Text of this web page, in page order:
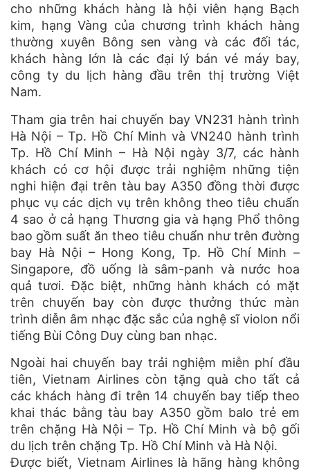
cho những khách hàng là hội viên hạng Bạch
kim, hạng Vàng của chương trình khách hàng
thường xuyên Bông sen vàng và các đối tác,
khách hàng lớn là các đại lý bán vé máy bay,
công ty du lịch hàng đầu trên thị trường Việt
Nam.
Tham gia trên hai chuyến bayVN231 hành trình
Hà Nội – Tp. Hồ Chí Minh và VN240 hành trình
Tp. Hồ Chí Minh – Hà Nội ngày 3/7, các hành
khách có cơ hội được trải nghiệm những tiện
nghi hiện đại trên tàu bay A350 đồng thời được
phục vụ các dịch vụ trên không theo tiêu chuẩn
4 sao ở cả hạng Thương gia và hạng Phổ thông
bao gồm suất ăn theo tiêu chuẩn như trên đường
bay Hà Nội – Hong Kong, Tp. Hồ Chí Minh –
Singapore, đồ uống là sâm-panh và nước hoa
quả tươi. Đặc biệt, những hành khách có mặt
trên chuyến bay còn được thưởng thức màn
trình diễn âm nhạc đặc sắc của nghệ sĩ violon nổi
tiếng Bùi Công Duy cùng ban nhạc.
Ngoài hai chuyến bay trải nghiệm miễn phí đầu
tiên, Vietnam Airlines còn tặng quà cho tất cả
các khách hàng đi trên 14 chuyến bay tiếp theo
khai thác bằng tàu bay A350 gồm balo trẻ em
trên chặng Hà Nội – Tp. Hồ Chí Minh và bộ gối
du lịch trên chặng Tp. Hồ Chí Minh và Hà Nội.
Được biết, Vietnam Airlines là hãng hàng không